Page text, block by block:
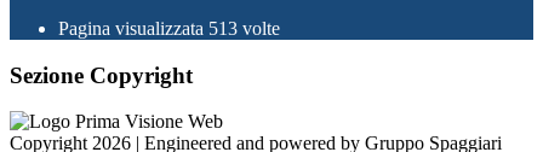
Pagina visualizzata 513 volte
Sezione Copyright
Copyright 2026 | Engineered and powered by Gruppo Spaggiari